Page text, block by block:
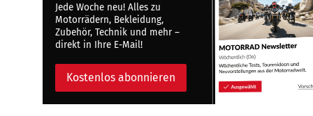
Jede Woche neu! Alles zu
Motorrädern, Bekleidung,
Zubehör, Technik und mehr –
direkt in Ihre E-Mail!
Kostenlos abonnieren